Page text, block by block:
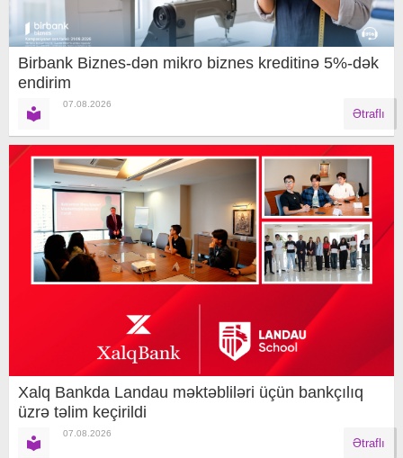
Birbank Biznes-dən mikro biznes kreditinə 5%-dək
endirim
07.08.2026
Ətraflı
Xalq Bankda Landau məktəbliləri üçün bankçılıq
üzrə təlim keçirildi
07.08.2026
Ətraflı